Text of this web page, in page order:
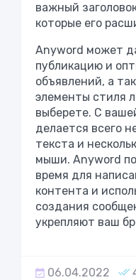
важный
которые его
Anyword может
публикацию и
объявлений, а
элементы стиля
выберете. С
делается всего
текста и
мыши. Anyword
время для
контента и
создания
укрепляют ваш
06.04.2022